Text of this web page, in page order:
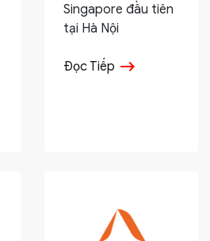
Singapore đầu tiên
tại Hà Nội
Đọc Tiếp